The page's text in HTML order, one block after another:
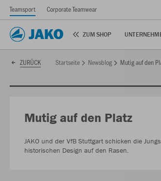
Teamsport Corporate Teamwear
ZUM SHOP
ZURÜCK Startseite Newsblog Mutig auf den
Mutig auf den Platz
JAKO und der VfB Stuttgart schicken die
historischen Design auf den Rasen.